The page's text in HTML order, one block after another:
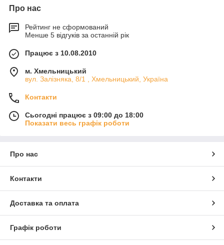
Про нас
Рейтинг не сформований
Менше 5 відгуків за останній рік
Працює з 10.08.2010
м. Хмельницький
вул. Залізняка, 8/1 , Хмельницький, Україна
Контакти
Сьогодні працює з 09:00 до 18:00
Показати весь графік роботи
Про нас
Контакти
Доставка та оплата
Графік роботи